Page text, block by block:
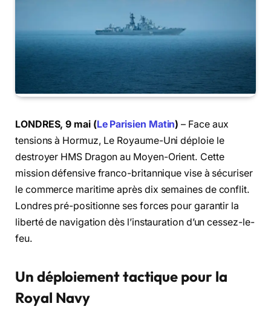
LONDRES, 9 mai (Le Parisien Matin) – Face aux
tensions à Hormuz, Le Royaume-Uni déploie le
destroyer HMS Dragon au Moyen-Orient. Cette
mission défensive franco-britannique vise à sécuriser
le commerce maritime après dix semaines de conflit.
Londres pré-positionne ses forces pour garantir la
liberté de navigation dès l’instauration d’un cessez-le-
feu.
Un déploiement tactique pour la
Royal Navy